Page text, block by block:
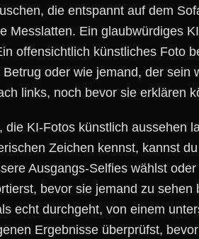
die entspannt auf dem
Messlatten. Ein glaubwürdiges
offensichtlich künstliches Foto
oder wie jemand, der sein
links, noch bevor sie erklären
KI-Fotos künstlich aussehen
Zeichen kennst, kannst
Ausgangs-Selfies wählst
bevor sie jemand zu sehen
echt durchgeht, von einem
Ergebnisse überprüfst,